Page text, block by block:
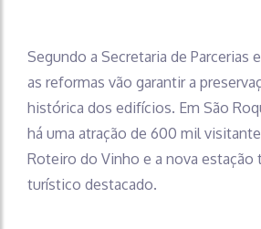
Segundo a Secretaria de Parcerias
as reformas vão garantir a
histórica dos edifícios. Em São
há uma atração de 600 mil
Roteiro do Vinho e a nova estação
turístico destacado.